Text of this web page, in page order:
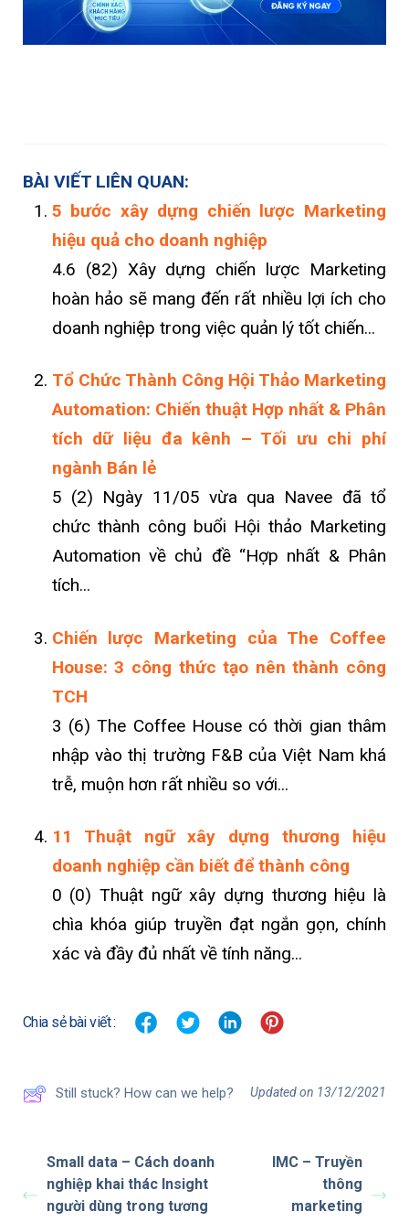
BÀI VIẾT LIÊN QUAN:
5 bước xây dựng chiến lược Marketing
hiệu quả cho doanh nghiệp
4.6 (82) Xây dựng chiến lược Marketing
hoàn hảo sẽ mang đến rất nhiều lợi ích cho
doanh nghiệp trong việc quản lý tốt chiến...
Tổ Chức Thành Công Hội Thảo Marketing
Automation: Chiến thuật Hợp nhất & Phân
tích dữ liệu đa kênh – Tối ưu chi phí
ngành Bán lẻ
5 (2) Ngày 11/05 vừa qua Navee đã tổ
chức thành công buổi Hội thảo Marketing
Automation về chủ đề “Hợp nhất & Phân
tích...
Chiến lược Marketing của The Coffee
House: 3 công thức tạo nên thành công
TCH
3 (6) The Coffee House có thời gian thâm
nhập vào thị trường F&B của Việt Nam khá
trễ, muộn hơn rất nhiều so với...
11 Thuật ngữ xây dựng thương hiệu
doanh nghiệp cần biết để thành công
0 (0) Thuật ngữ xây dựng thương hiệu là
chìa khóa giúp truyền đạt ngắn gọn, chính
xác và đầy đủ nhất về tính năng...
Chia sẻ bài viết :
Still stuck? How can we help? Updated on 13/12/2021
Small data – Cách doanh
nghiệp khai thác Insight
người dùng trong tương
IMC – Truyền
thông
marketing